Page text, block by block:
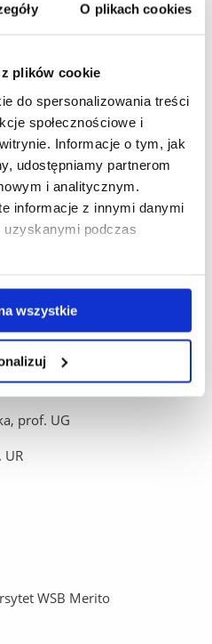
O plikach cookies
plików cookie
do spersonalizowania treści
społecznościowe i
Informacje o tym, jak
udostępniamy partnerom
i analitycznym.
informacje z innymi danymi
podczas
wszystkie
UŁ
prof. UwB
Tobiasz, prof. UR
UR
UŁ
UJ
UŚ
prof. UG
UR
WSB Merito